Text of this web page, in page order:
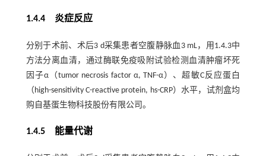
1.4.4 炎症反应
分别于术前、术后3 d采集患者空腹静脉血3 mL，用1.4.3中
方法分离血清，通过酶联免疫吸附试验检测血清肿瘤坏死
因子α（tumor necrosis factor α, TNF-α）、超敏C反应蛋白
（high-sensitivity C-reactive protein, hs-CRP）水平，试剂盒均
购自基蛋生物科技股份有限公司。
1.4.5 能量代谢